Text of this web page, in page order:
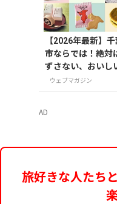
【2026年最新】
市ならでは！絶対
ずさない、おいし
お土産10選
ウェブマガジン
AD
旅好きな人たち